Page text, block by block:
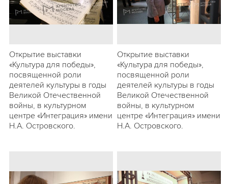
Открытие выставки
«Культура для победы»,
посвященной роли
деятелей культуры в годы
Великой Отечественной
войны, в культурном
центре «Интеграция» имени
Н.А. Островского.
Открытие выставки
«Культура для победы»,
посвященной роли
деятелей культуры в годы
Великой Отечественной
войны, в культурном
центре «Интеграция» имени
Н.А. Островского.